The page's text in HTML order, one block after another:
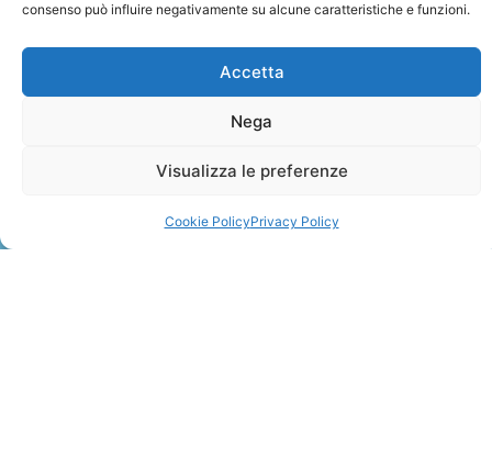
consenso può influire negativamente su alcune caratteristiche e funzioni.
Accetta
Nega
Visualizza le preferenze
Cookie PolicyPrivacy Policy